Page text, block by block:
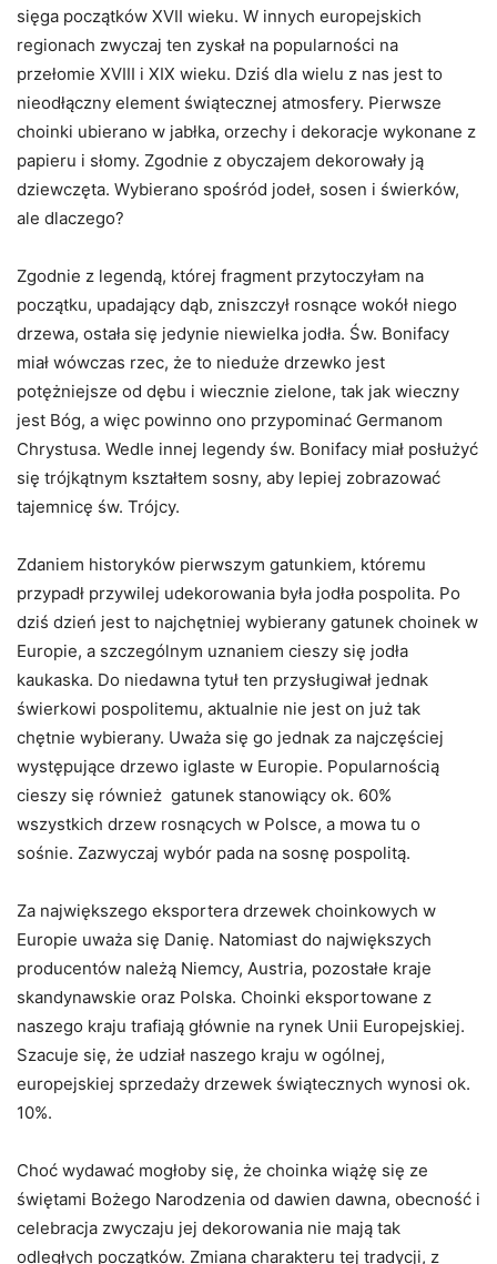
sięga początków XVII wieku. W innych europejskich
regionach zwyczaj ten zyskał na popularności na
przełomie XVIII i XIX wieku. Dziś dla wielu z nas jest to
nieodłączny element świątecznej atmosfery. Pierwsze
choinki ubierano w jabłka, orzechy i dekoracje wykonane z
papieru i słomy. Zgodnie z obyczajem dekorowały ją
dziewczęta. Wybierano spośród jodeł, sosen i świerków,
ale dlaczego?
Zgodnie z legendą, której fragment przytoczyłam na
początku, upadający dąb, zniszczył rosnące wokół niego
drzewa, ostała się jedynie niewielka jodła. Św. Bonifacy
miał wówczas rzec, że to nieduże drzewko jest
potężniejsze od dębu i wiecznie zielone, tak jak wieczny
jest Bóg, a więc powinno ono przypominać Germanom
Chrystusa. Wedle innej legendy św. Bonifacy miał posłużyć
się trójkątnym kształtem sosny, aby lepiej zobrazować
tajemnicę św. Trójcy.
Zdaniem historyków pierwszym gatunkiem, któremu
przypadł przywilej udekorowania była jodła pospolita. Po
dziś dzień jest to najchętniej wybierany gatunek choinek w
Europie, a szczególnym uznaniem cieszy się jodła
kaukaska. Do niedawna tytuł ten przysługiwał jednak
świerkowi pospolitemu, aktualnie nie jest on już tak
chętnie wybierany. Uważa się go jednak za najczęściej
występujące drzewo iglaste w Europie. Popularnością
cieszy się również gatunek stanowiący ok. 60%
wszystkich drzew rosnących w Polsce, a mowa tu o
sośnie. Zazwyczaj wybór pada na sosnę pospolitą.
Za największego eksportera drzewek choinkowych w
Europie uważa się Danię. Natomiast do największych
producentów należą Niemcy, Austria, pozostałe kraje
skandynawskie oraz Polska. Choinki eksportowane z
naszego kraju trafiają głównie na rynek Unii Europejskiej.
Szacuje się, że udział naszego kraju w ogólnej,
europejskiej sprzedaży drzewek świątecznych wynosi ok.
10%.
Choć wydawać mogłoby się, że choinka wiążę się ze
świętami Bożego Narodzenia od dawien dawna, obecność i
celebracja zwyczaju jej dekorowania nie mają tak
odległych początków. Zmiana charakteru tej tradycji, z